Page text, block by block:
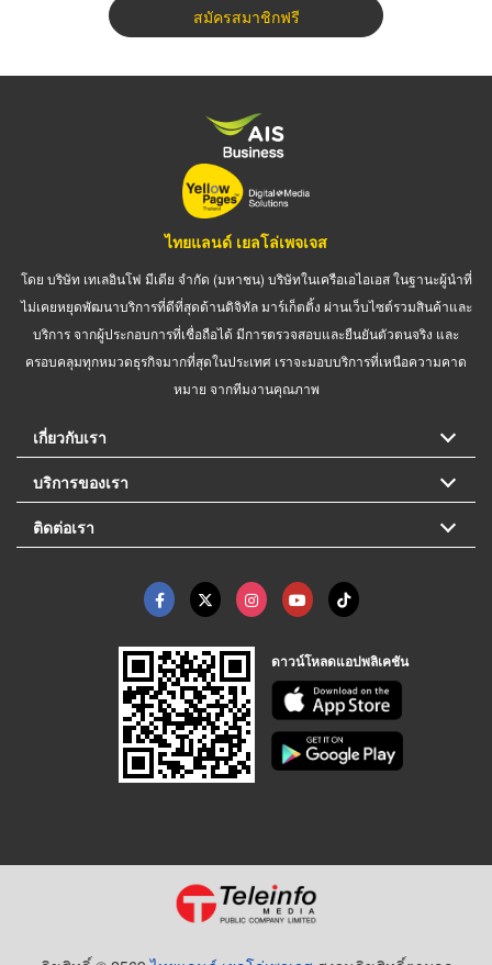
สมัครสมาชิกฟรี
ไทยแลนด์ เยลโล่เพจเจส
โดย บริษัท เทเลอินโฟ มีเดีย จำกัด (มหาชน) บริษัทในเครือเอไอเอส ในฐานะผู้นำที่
ไม่เคยหยุดพัฒนาบริการที่ดีที่สุดด้านดิจิทัล มาร์เก็ตติ้ง ผ่านเว็บไซต์รวมสินค้าและ
บริการ จากผู้ประกอบการที่เชื่อถือได้ มีการตรวจสอบและยืนยันตัวตนจริง และ
ครอบคลุมทุกหมวดธุรกิจมากที่สุดในประเทศ เราจะมอบบริการที่เหนือความคาด
หมาย จากทีมงานคุณภาพ
เกี่ยวกับเรา
บริการของเรา
ติดต่อเรา
ดาวน์โหลดแอปพลิเคชัน